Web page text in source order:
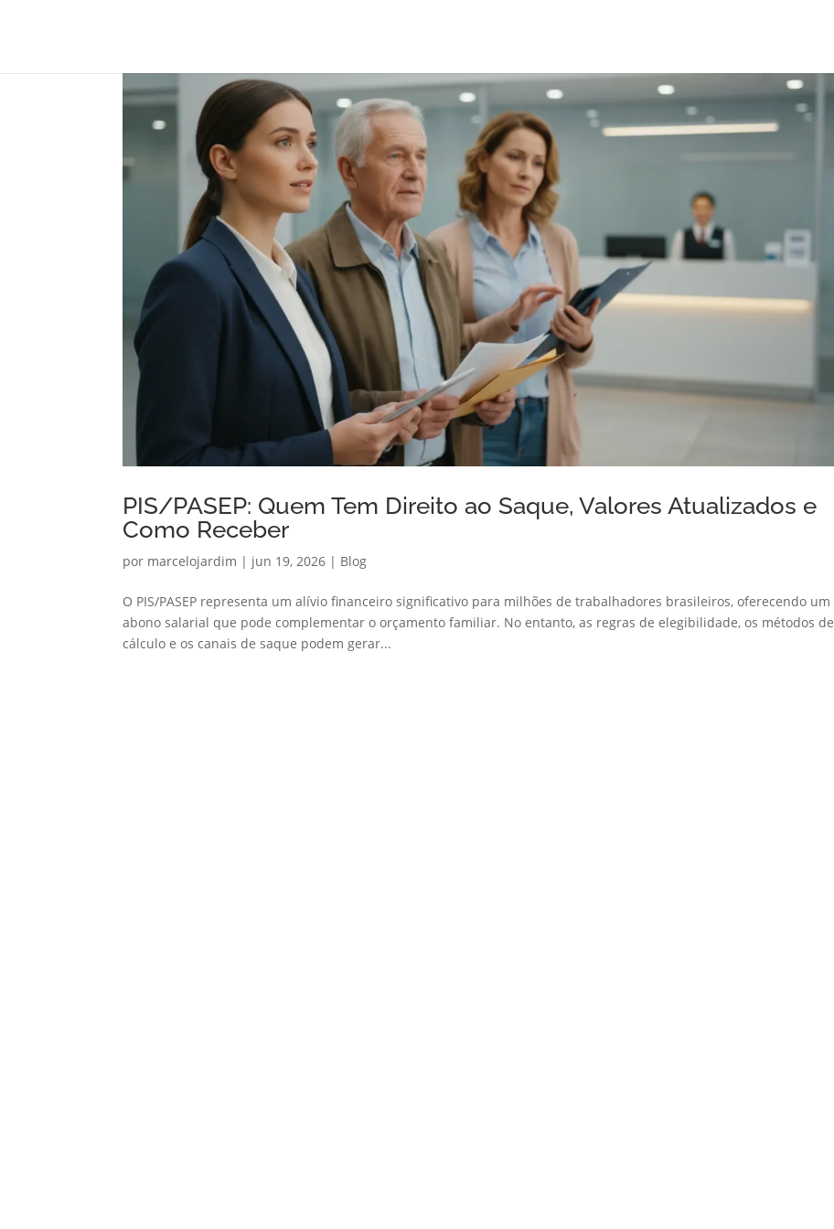
PIS/PASEP: Quem Tem Direito ao Saque, Valores Atualizados e
Como Receber
por marcelojardim | jun 19, 2026 | Blog
O PIS/PASEP representa um alívio financeiro significativo para milhões de trabalhadores brasileiros, oferecendo um
abono salarial que pode complementar o orçamento familiar. No entanto, as regras de elegibilidade, os métodos de
cálculo e os canais de saque podem gerar...